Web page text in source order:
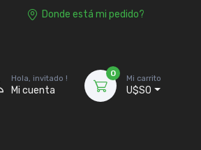
Donde está mi pedido?
Hola, invitado !
Mi cuenta
0
Mi carrito
U$S0